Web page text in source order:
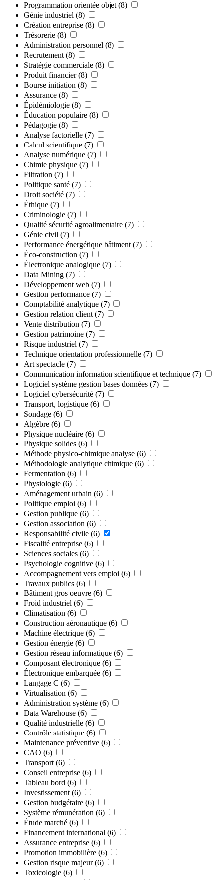
Programmation orientée objet (8)
Génie industriel (8)
Création entreprise (8)
Trésorerie (8)
Administration personnel (8)
Recrutement (8)
Stratégie commerciale (8)
Produit financier (8)
Bourse initiation (8)
Assurance (8)
Épidémiologie (8)
Éducation populaire (8)
Pédagogie (8)
Analyse factorielle (7)
Calcul scientifique (7)
Analyse numérique (7)
Chimie physique (7)
Filtration (7)
Politique santé (7)
Droit société (7)
Éthique (7)
Criminologie (7)
Qualité sécurité agroalimentaire (7)
Génie civil (7)
Performance énergétique bâtiment (7)
Éco-construction (7)
Électronique analogique (7)
Data Mining (7)
Développement web (7)
Gestion performance (7)
Comptabilité analytique (7)
Gestion relation client (7)
Vente distribution (7)
Gestion patrimoine (7)
Risque industriel (7)
Technique orientation professionnelle (7)
Art spectacle (7)
Communication information scientifique et technique (7)
Logiciel système gestion bases données (7)
Logiciel cybersécurité (7)
Transport, logistique (6)
Sondage (6)
Algèbre (6)
Physique nucléaire (6)
Physique solides (6)
Méthode physico-chimique analyse (6)
Méthodologie analytique chimique (6)
Fermentation (6)
Physiologie (6)
Aménagement urbain (6)
Politique emploi (6)
Gestion publique (6)
Gestion association (6)
Responsabilité civile (6)
Fiscalité entreprise (6)
Sciences sociales (6)
Psychologie cognitive (6)
Accompagnement vers emploi (6)
Travaux publics (6)
Bâtiment gros oeuvre (6)
Froid industriel (6)
Climatisation (6)
Construction aéronautique (6)
Machine électrique (6)
Gestion énergie (6)
Gestion réseau informatique (6)
Composant électronique (6)
Électronique embarquée (6)
Langage C (6)
Virtualisation (6)
Administration système (6)
Data Warehouse (6)
Qualité industrielle (6)
Contrôle statistique (6)
Maintenance préventive (6)
CAO (6)
Transport (6)
Conseil entreprise (6)
Tableau bord (6)
Investissement (6)
Gestion budgétaire (6)
Système rémunération (6)
Étude marché (6)
Financement international (6)
Assurance entreprise (6)
Promotion immobilière (6)
Gestion risque majeur (6)
Toxicologie (6)